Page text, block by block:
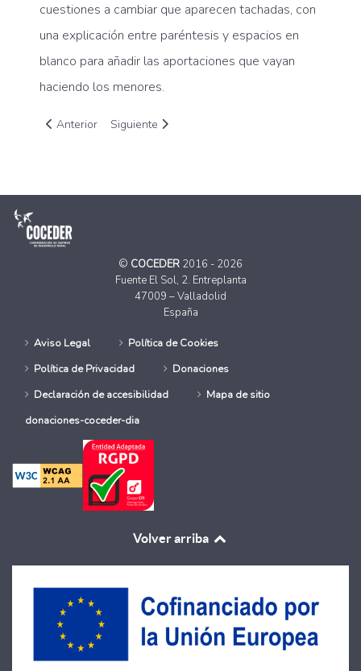
cuestiones a cambiar que aparecen tachadas, con
una explicación entre paréntesis y espacios en
blanco para añadir las aportaciones que vayan
haciendo los menores.
Artículo anterior: El CDR O Viso hace balance satisfecho de
Anterior Artículo siguiente: El voluntariado celebra su
Siguiente
© COCEDER 2016 - 2026
Fuente El Sol, 2. Entreplanta
47009 – Valladolid
España
Aviso Legal
Política de Cookies
Política de Privacidad
Donaciones
Declaración de accesibilidad
Mapa de sitio
donaciones-coceder-dia
Volver arriba